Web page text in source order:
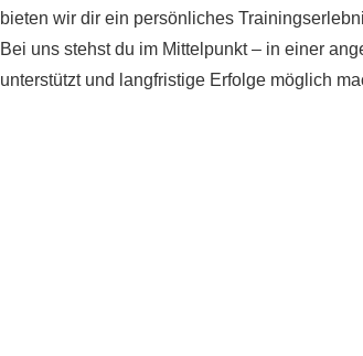
bieten wir dir ein persönliches
Bei uns stehst du im Mittelpunkt – in einer
unterstützt und langfristige Erfolge möglich